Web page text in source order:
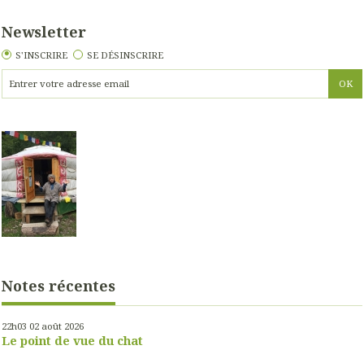
Newsletter
S'INSCRIRE SE DÉSINSCRIRE
Notes récentes
22h03 02 août 2026
Le point de vue du chat